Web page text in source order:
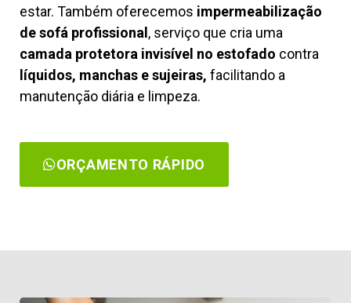
estar. Também oferecemos impermeabilização
de sofá profissional , serviço que cria uma
camada protetora invisível no estofado contra
líquidos, manchas e sujeiras, facilitando a
manutenção diária e limpeza.
ORÇAMENTO RÁPIDO